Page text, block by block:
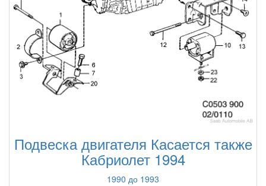
Подвеска двигателя Касается также
Кабриолет 1994
1990 до 1993